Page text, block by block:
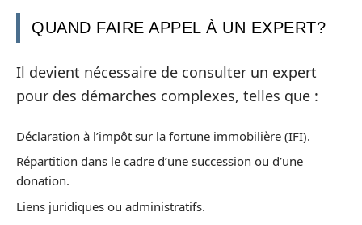
QUAND FAIRE APPEL À UN EXPERT?
Il devient nécessaire de consulter un expert
pour des démarches complexes, telles que :
Déclaration à l’impôt sur la fortune immobilière (IFI).
Répartition dans le cadre d’une succession ou d’une
donation.
Liens juridiques ou administratifs.